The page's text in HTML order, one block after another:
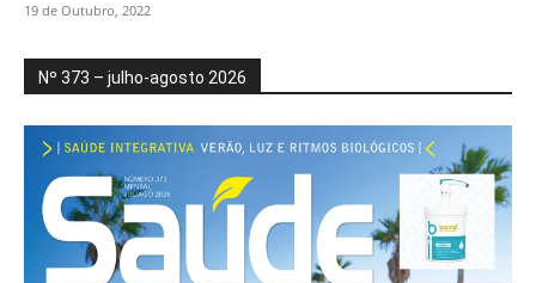
19 de Outubro, 2022
Nº 373 – julho-agosto 2026